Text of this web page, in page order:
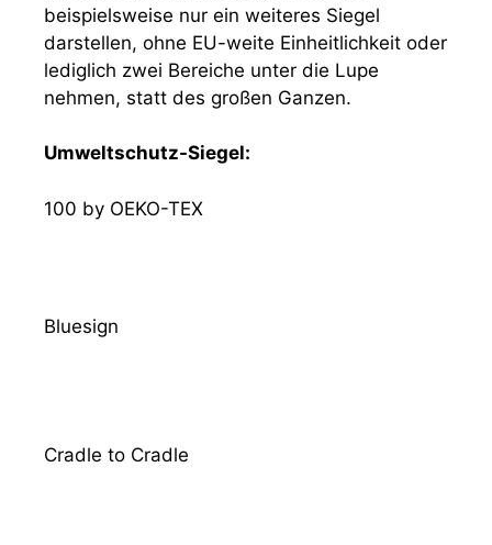
beispielsweise nur ein weiteres Siegel
darstellen, ohne EU-weite Einheitlichkeit oder
lediglich zwei Bereiche unter die Lupe
nehmen, statt des großen Ganzen.
Umweltschutz-Siegel:
100 by OEKO-TEX
Bluesign
Cradle to Cradle